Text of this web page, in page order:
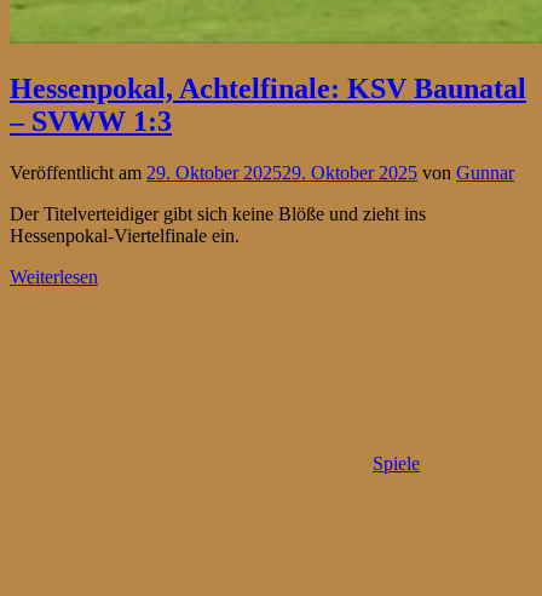
Hessenpokal, Achtelfinale: KSV Baunatal
– SVWW 1:3
Veröffentlicht am 29. Oktober 202529. Oktober 2025 von Gunnar
Der Titelverteidiger gibt sich keine Blöße und zieht ins
Hessenpokal-Viertelfinale ein.
Weiterlesen
Spiele